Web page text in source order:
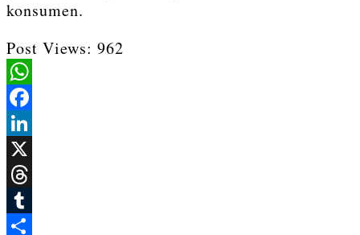
konsumen.
Post Views: 962
WhatsApp
Facebook
LinkedIn
X
Threads
Tumblr